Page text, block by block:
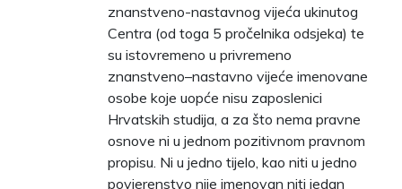
znanstveno-nastavnog vijeća ukinutog
Centra (od toga 5 pročelnika odsjeka) te
su istovremeno u privremeno
znanstveno–nastavno vijeće imenovane
osobe koje uopće nisu zaposlenici
Hrvatskih studija, a za što nema pravne
osnove ni u jednom pozitivnom pravnom
propisu. Ni u jedno tijelo, kao niti u jedno
povjerenstvo nije imenovan niti jedan